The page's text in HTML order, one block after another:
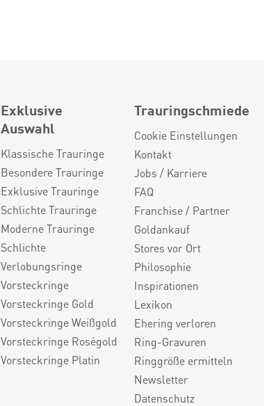
Exklusive
Auswahl
Klassische Trauringe
Besondere Trauringe
Exklusive Trauringe
Schlichte Trauringe
Moderne Trauringe
Schlichte
Verlobungsringe
Vorsteckringe
Vorsteckringe Gold
Vorsteckringe Weißgold
Vorsteckringe Roségold
Vorsteckringe Platin
Trauringschmiede
Cookie Einstellungen
Kontakt
Jobs / Karriere
FAQ
Franchise / Partner
Goldankauf
Stores vor Ort
Philosophie
Inspirationen
Lexikon
Ehering verloren
Ring-Gravuren
Ringgröße ermitteln
Newsletter
Datenschutz